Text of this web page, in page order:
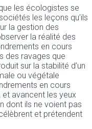
les écologistes se
les leçons qu’ils
la gestion des
la réalité des
en cours
des ravages que
sur la stabilité d’un
ou végétale
en cours
avancent les yeux
dont ils ne voient pas
et prétendent